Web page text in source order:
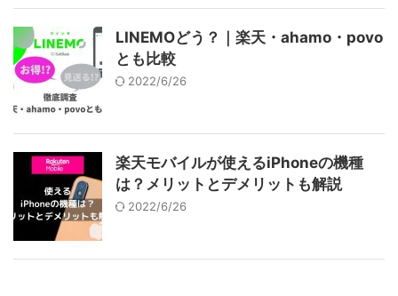
LINEMOどう？｜楽天・ahamo・povo
とも比較
2022/6/26
楽天モバイルが使えるiPhoneの機種
は？メリットとデメリットも解説
2022/6/26